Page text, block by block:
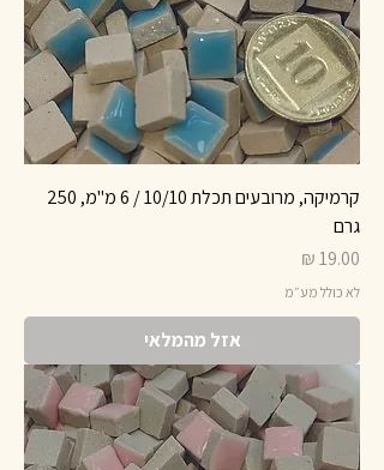
קרמיקה, מרובעים תכלת 10/10 / 6 מ"מ, 250
גרם
מחיר
לא כולל מע״מ
אזל מהמלאי